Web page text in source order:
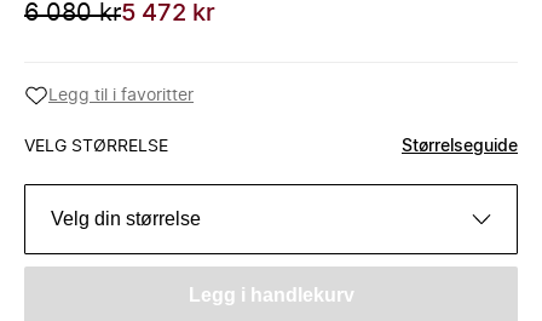
6 080 kr5 472 kr
Legg til i favoritter
VELG STØRRELSE Størrelseguide
Velg din størrelse
Legg i handlekurv